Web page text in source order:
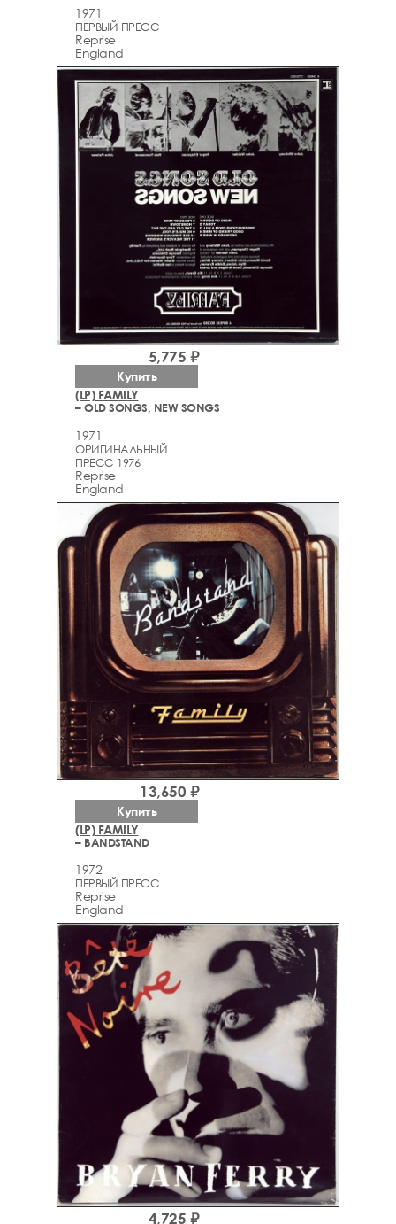
1971
ПЕРВЫЙ ПРЕСС
Reprise
England
(LP) FAMILY
– OLD SONGS, NEW SONGS
1971
ОРИГИНАЛЬНЫЙ
ПРЕСС 1976
Reprise
England
5,775 ₽
Купить
(LP) FAMILY
– BANDSTAND
1972
ПЕРВЫЙ ПРЕСС
Reprise
England
13,650 ₽
Купить
4,725 ₽